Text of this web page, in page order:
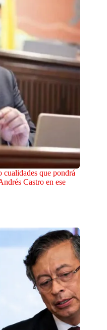
que pondrá
Castro en ese